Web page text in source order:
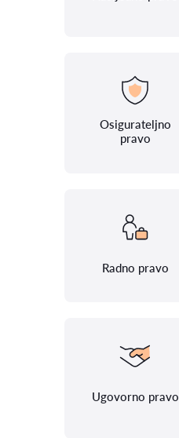
Osigurateljno
pravo
Radno pravo
Ugovorno pravo